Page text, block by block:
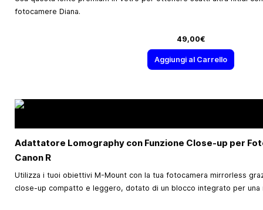
fotocamere Diana.
49,00€
Aggiungi al Carrello
Adattatore Lomography con Funzione Close-up per
Canon R
Utilizza i tuoi obiettivi M-Mount con la tua fotocamera mirrorless
close-up compatto e leggero, dotato di un blocco integrato per una